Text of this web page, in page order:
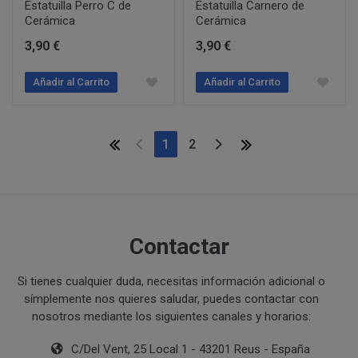
Estatuilla Perro C de
Cerámica
3,90 €
Añadir al Carrito
Estatuilla Carnero de
Cerámica
3,90 €
Añadir al Carrito
1 (current)
2
Contactar
Si tienes cualquier duda, necesitas información adicional o
símplemente nos quieres saludar, puedes contactar con
nosotros mediante los siguientes canales y horarios:
C/Del Vent, 25 Local 1 - 43201 Reus - España
Ejecución de medidas precontractuales a petición del
Para realizar cualquier compra en
edad.
contratación; datos que en cualquier caso serán
Una vez dentro de la web, debemos
newsletter. En la dirección del correo
un mensaje en dónde validamos el email.
Accedemos a la tienda online "ENTRAR"
identifica..